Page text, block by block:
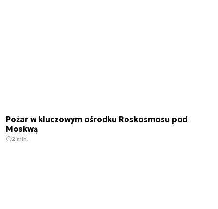
Pożar w kluczowym ośrodku Roskosmosu pod
Moskwą
2 min.